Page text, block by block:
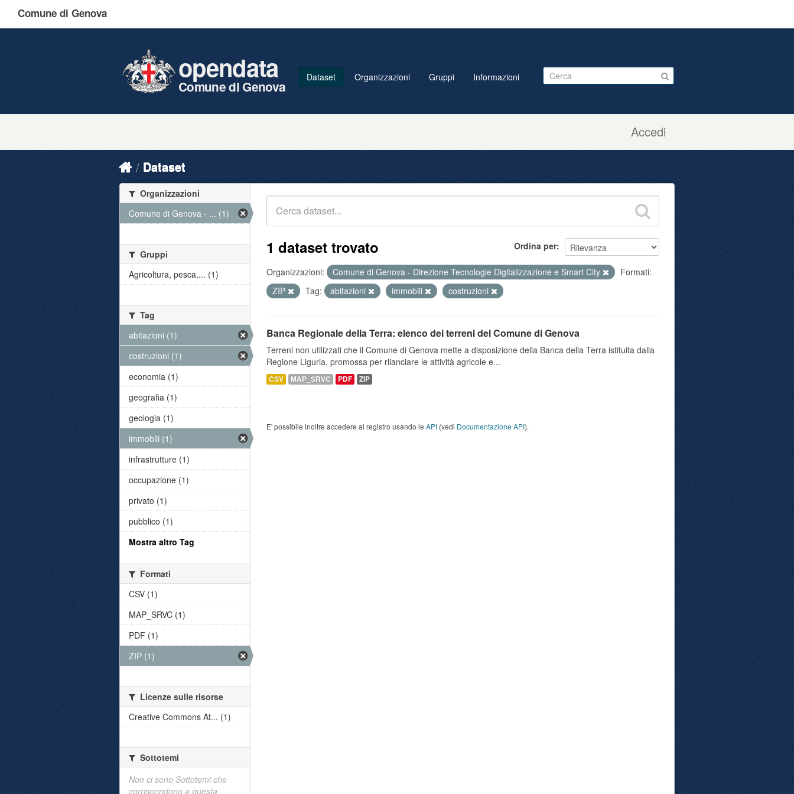
Comune di Genova
Accedi
opendata
Comune di Genova
Dataset Organizzazioni Gruppi Informazioni
Dataset
Ordina per
1 dataset trovato
Organizzazioni: Comune di Genova - Direzione Tecnologie Digitalizzazione e Smart City
Formati:
ZIP
Tag: abitazioni immobili costruzioni
Banca Regionale della Terra: elenco dei terreni del Comune di Genova
Terreni non utilizzati che il Comune di Genova mette a disposizione della Banca della Terra istituita dalla
Regione Liguria, promossa per rilanciare le attività agricole e...
CSV MAP_SRVC PDF ZIP
E' possibile inoltre accedere al registro usando le API (vedi Documentazione API).
Organizzazioni
Comune di Genova - ... (1)
Gruppi
Agricoltura, pesca,... (1)
Tag
abitazioni (1)
costruzioni (1)
economia (1)
geografia (1)
geologia (1)
immobili (1)
infrastrutture (1)
occupazione (1)
privato (1)
pubblico (1)
Mostra altro Tag
Formati
CSV (1)
MAP_SRVC (1)
PDF (1)
ZIP (1)
Licenze sulle risorse
Creative Commons At... (1)
Sottotemi
Non ci sono Sottotemi che
corrispondono a questa